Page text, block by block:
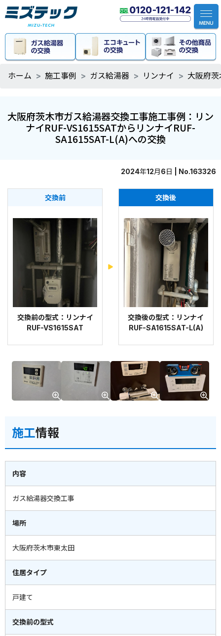
ホーム 施工事例 ガス給湯器 リンナイ 大阪府
大阪府茨木市ガス給湯器交換工事施工事例：リン
ナイRUF-VS1615SATからリンナイRUF-
SA1615SAT-L(A)への交換
2024年12月6日 | No.163326
交換前
交換前の型式：リンナイ
RUF-VS1615SAT
交換後
交換後の型式：リンナイ
RUF-SA1615SAT-L(A)
施工情報
内容
ガス給湯器交換工事
場所
大阪府茨木市東太田
住居タイプ
戸建て
交換前の型式